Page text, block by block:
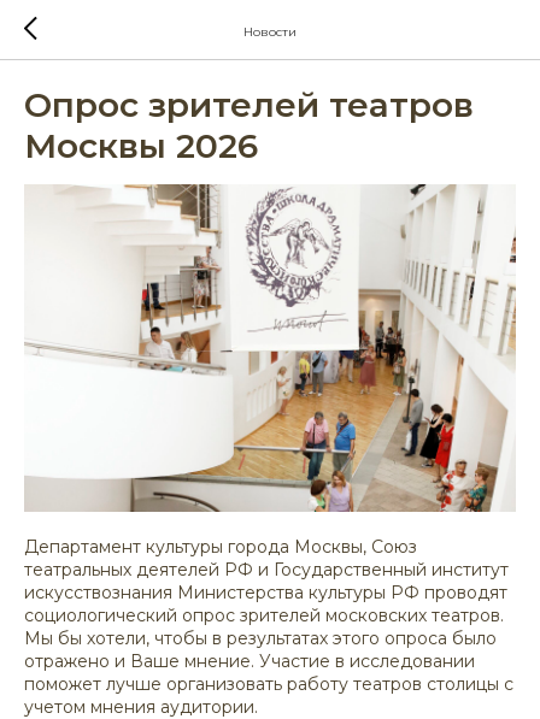
Новости
Опрос зрителей театров
Москвы 2026
Департамент культуры города Москвы, Союз
театральных деятелей РФ и Государственный институт
искусствознания Министерства культуры РФ проводят
социологический опрос зрителей московских театров.
Мы бы хотели, чтобы в результатах этого опроса было
отражено и Ваше мнение. Участие в исследовании
поможет лучше организовать работу театров столицы с
учетом мнения аудитории.